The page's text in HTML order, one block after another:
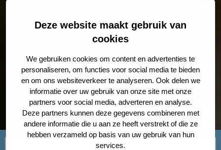
Deze website maakt gebruik van
cookies
We gebruiken cookies om content en advertenties te
personaliseren, om functies voor social media te bieden
en om ons websiteverkeer te analyseren. Ook delen we
informatie over uw gebruik van onze site met onze
partners voor social media, adverteren en analyse.
Deze partners kunnen deze gegevens combineren met
andere informatie die u aan ze heeft verstrekt of die ze
hebben verzameld op basis van uw gebruik van hun
services.